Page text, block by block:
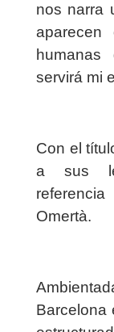
nos narra
servirá mi
Con el
a sus
Omertà.
Barcelona